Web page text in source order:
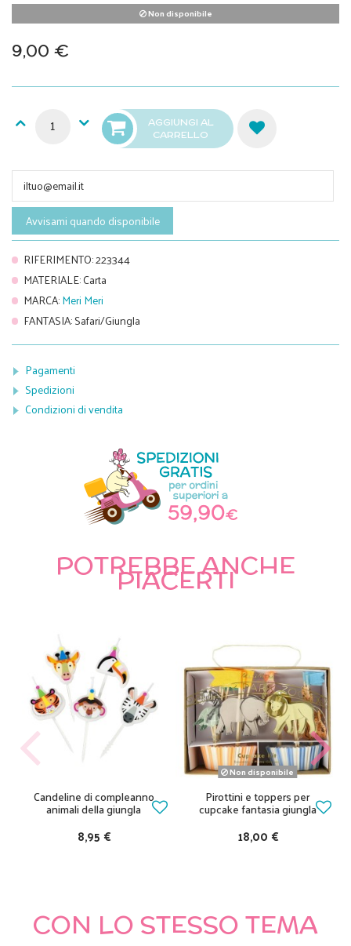
Non disponibile
9,00 €
AGGIUNGI AL
CARRELLO
Avvisami quando disponibile
RIFERIMENTO:223344
MATERIALE:Carta
MARCA:Meri Meri
FANTASIA:Safari/Giungla
Pagamenti
Spedizioni
Condizioni di vendita
POTREBBE ANCHE
PIACERTI
Candeline di compleanno
animali della giungla
8,95 €
Non disponibile
Pirottini e toppers per
cupcake fantasia giungla
18,00 €
CON LO STESSO TEMA